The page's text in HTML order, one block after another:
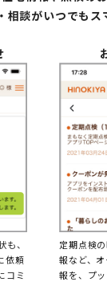
相談がいつでもス
、
依頼
コミ
定期点検
報など、
報を、プ